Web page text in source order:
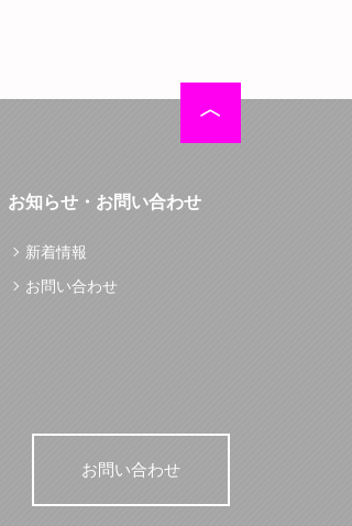
お知らせ・お問い合わせ
新着情報
お問い合わせ
お問い合わせ